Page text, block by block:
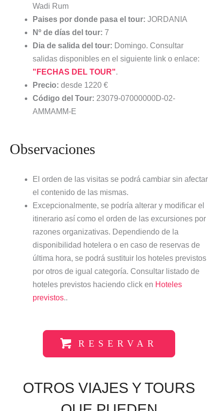
Wadi Rum
Paises por donde pasa el tour: JORDANIA
Nº de días del tour: 7
Dia de salida del tour: Domingo. Consultar
salidas disponibles en el siguiente link o enlace:
"FECHAS DEL TOUR".
Precio: desde 1220 €
Código del Tour: 23079-07000000D-02-
AMMAMM-E
Observaciones
El orden de las visitas se podrá cambiar sin afectar
el contenido de las mismas.
Excepcionalmente, se podría alterar y modificar el
itinerario así como el orden de las excursiones por
razones organizativas. Dependiendo de la
disponibilidad hotelera o en caso de reservas de
última hora, se podrá sustituir los hoteles previstos
por otros de igual categoría. Consultar listado de
hoteles previstos haciendo click en Hoteles
previstos..
RESERVAR
OTROS VIAJES Y TOURS